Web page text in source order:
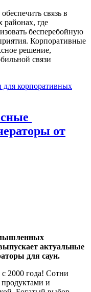
связь в
районах, где
бесперебойную
Корпоративные
решение,
связи
корпоративных
от
актуальные
для саун.
2000 года! Сотни
и